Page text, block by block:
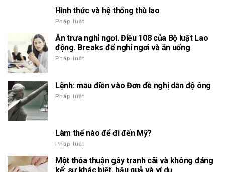
Hình thức và hệ thống thù lao
Pháp luật
Ăn trưa nghỉ ngơi. Điều 108 của Bộ luật Lao
động. Breaks để nghỉ ngơi và ăn uống
Pháp luật
Lệnh: mẫu điền vào Đơn đề nghị dẫn độ ông
Pháp luật
Làm thế nào để đi đến Mỹ?
Pháp luật
Một thỏa thuận gây tranh cãi và không đáng
kể: sự khác biệt, hậu quả và ví dụ